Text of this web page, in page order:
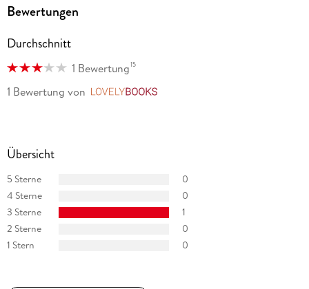
Bewertungen
Durchschnitt
1 Bewertung15
1 Bewertung von
Übersicht
5 Sterne
0
4 Sterne
0
3 Sterne
1
2 Sterne
0
1 Stern
0